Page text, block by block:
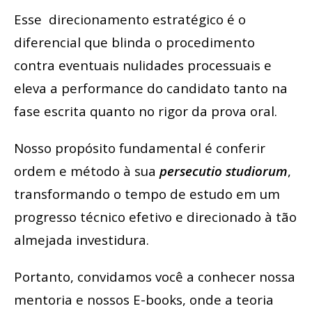
Esse direcionamento estratégico é o
diferencial que blinda o procedimento
contra eventuais nulidades processuais e
eleva a performance do candidato tanto na
fase escrita quanto no rigor da prova oral.
Nosso propósito fundamental é conferir
ordem e método à sua persecutio studiorum,
transformando o tempo de estudo em um
progresso técnico efetivo e direcionado à tão
almejada investidura.
Portanto, convidamos você a conhecer nossa
mentoria e nossos E-books, onde a teoria